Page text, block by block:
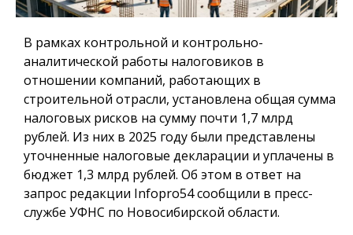
В рамках контрольной и контрольно-
аналитической работы налоговиков в
отношении компаний, работающих в
строительной отрасли, установлена общая сумма
налоговых рисков на сумму почти 1,7 млрд
рублей. Из них в 2025 году были представлены
уточненные налоговые декларации и уплачены в
бюджет 1,3 млрд рублей. Об этом в ответ на
запрос редакции Infopro54 сообщили в пресс-
службе УФНС по Новосибирской области.